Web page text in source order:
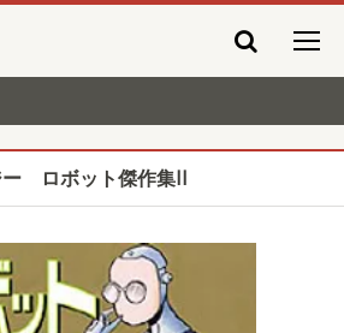
ー ロボット傑作集II